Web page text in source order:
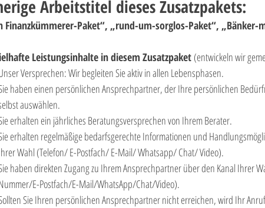
Arbeitstitel dieses Zusatzpakets:
Finanzkümmerer-Paket“, „rund-um-sorglos-Paket“, „Bänker-
Leistungsinhalte in diesem Zusatzpaket (entwickeln wir
Versprechen: Wir begleiten Sie aktiv in allen Lebensphasen.
haben einen persönlichen Ansprechpartner, der Ihre persönlichen
auswählen.
erhalten ein jährliches Beratungsversprechen von Ihrem Berater.
erhalten regelmäßige bedarfsgerechte Informationen und
Wahl (Telefon/ E-Postfach/ E-Mail/ Whatsapp/ Chat/ Video).
haben direkten Zugang zu Ihrem Ansprechpartner über den Kanal Ihrer
E-Postfach/E-Mail/WhatsApp/Chat/Video).
Sie Ihren persönlichen Ansprechpartner nicht erreichen, wird Ihr